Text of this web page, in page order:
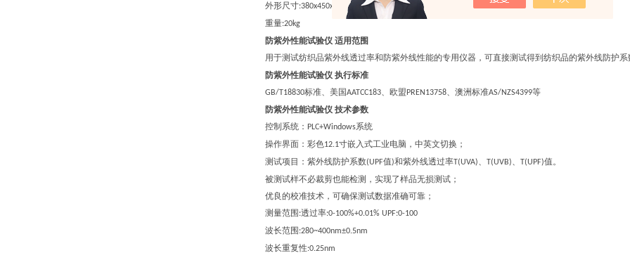
外形尺寸:380x450x 00mm
重量:20kg
防紫外性能试验仪 适用范围
用于测试纺织品紫外线透过率和防紫外线性能的专用仪器，可直接测试得到纺织品的紫外线防护系
防紫外性能试验仪 执行标准
GB/T18830标准、美国AATCC183、欧盟 PREN13758、澳洲标准AS/NZS4399等
防紫外性能试验仪 技术参数
控制系统： PLC+Windows系统
操作界面：彩色12.1寸嵌入式工业电脑，中英文切换；
测试项目： 紫外线防护系数(UPF值)和紫外线透过率T(UVA)、 T(UVB)、 T(UPF)值。
被测试样不必裁剪也能检测，实现了样品无损测试 ；
优良的校准技术，可确保测试数据准确可靠 ；
测量范围 :透过率:0-100%+0.01% UPF:0-100
波长范围 :280~400nm±0.5nm
波长重复性:0.25nm